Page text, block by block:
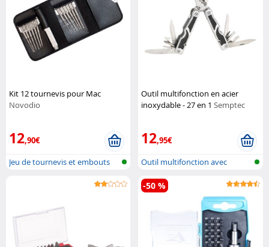
Kit 12 tournevis pour Mac
Novodio
12,90€
Jeu de tournevis et embouts
Outil multifonction en acier
inoxydable - 27 en 1Semptec
12,95€
Outil multifonction avec
tournevis
-50 %